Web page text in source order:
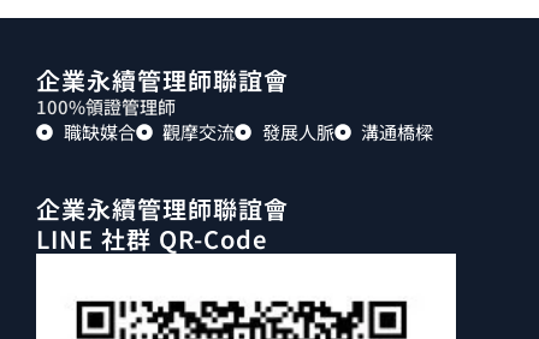
企業永續管理師聯誼會
100%領證管理師
職缺媒合
觀摩交流 發展人脈 溝通橋樑
企業永續管理師聯誼會
LINE 社群 QR-Code